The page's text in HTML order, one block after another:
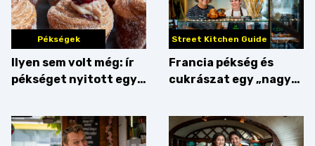
Pékségek
Ilyen sem volt még: ír
pékséget nyitott egy
Street Kitchen Guide
Francia pékség és
cukrászat egy „nagy